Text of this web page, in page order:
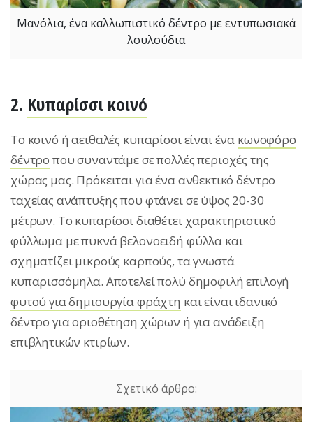
Μανόλια, ένα καλλωπιστικό δέντρο με εντυπωσιακά
λουλούδια
2. Κυπαρίσσι κοινό
Το κοινό ή αειθαλές κυπαρίσσι είναι ένα κωνοφόρο
δέντρο που συναντάμε σε πολλές περιοχές της
χώρας μας. Πρόκειται για ένα ανθεκτικό δέντρο
ταχείας ανάπτυξης που φτάνει σε ύψος 20-30
μέτρων. Το κυπαρίσσι διαθέτει χαρακτηριστικό
φύλλωμα με πυκνά βελονοειδή φύλλα και
σχηματίζει μικρούς καρπούς, τα γνωστά
κυπαρισσόμηλα. Αποτελεί πολύ δημοφιλή επιλογή
φυτού για δημιουργία φράχτη και είναι ιδανικό
δέντρο για οριοθέτηση χώρων ή για ανάδειξη
επιβλητικών κτιρίων.